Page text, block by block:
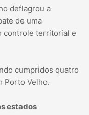
deflagrou a
de uma
controle territorial e
cumpridos quatro
Porto Velho.
estados